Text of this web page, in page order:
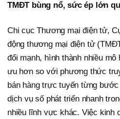
TMĐT bùng nổ, sức ép lớn
Chi cục Thương mại điện tử,
động thương mại điện tử
đổi mạnh, hình thành nhiều
ưu hơn so với phương thức
bán hàng trực tuyến từng
dịch vụ số phát triển nhanh
nhiều lĩnh vực khác. Việc kinh